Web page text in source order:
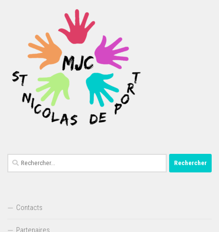
Rechercher :
Contacts
Partenaires